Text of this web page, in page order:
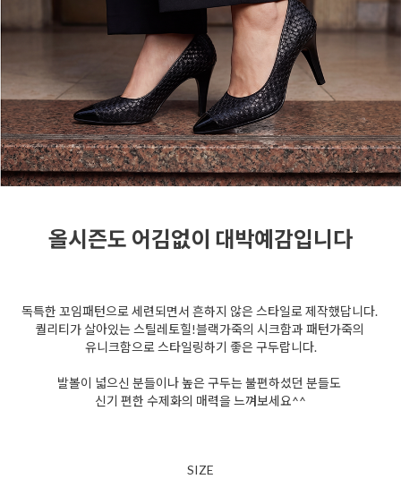
올시즌도 어김없이 대박예감입니다
독특한 꼬임패턴으로 세련되면서 흔하지 않은 스타일로 제작했답니다.
퀄리티가 살아있는 스틸레토힐!블랙가죽의 시크함과 패턴가죽의
유니크함으로 스타일링하기 좋은 구두랍니다.
발볼이 넓으신 분들이나 높은 구두는 불편하셨던 분들도
신기 편한 수제화의 매력을 느껴보세요^^
SIZE